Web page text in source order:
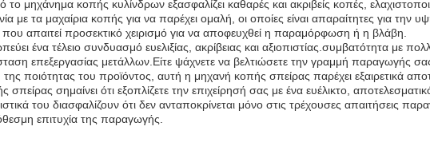
μηχάνημα κοπής κυλίνδρων εξασφαλίζει καθαρές και ακριβείς κοπές,
με τα μαχαίρια κοπής για να παρέχει ομαλή, οι οποίες είναι απαραίτητες για την
που απαιτεί προσεκτικό χειρισμό για να αποφευχθεί η παραμόρφωση ή η βλάβη.
ένα τέλειο συνδυασμό ευελιξίας, ακρίβειας και αξιοπιστίας.συμβατότητα με
επεξεργασίας μετάλλων.Είτε ψάχνετε να βελτιώσετε την γραμμή παραγωγής
ποιότητας του προϊόντος, αυτή η μηχανή κοπής σπείρας παρέχει εξαιρετικά
σημαίνει ότι εξοπλίζετε την επιχείρησή σας με ένα ευέλικτο,
του διασφαλίζουν ότι δεν ανταποκρίνεται μόνο στις τρέχουσες απαιτήσεις
επιτυχία της παραγωγής.